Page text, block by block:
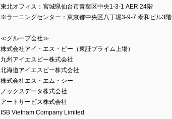
東北オフィス：宮城県仙台市青葉区中央1-3-1 AER 24階
※ラーニングセンター：東京都中央区八丁堀3-9-7 泰和ビル3階
≪グループ会社≫
株式会社アイ・エス・ビー（東証プライム上場）
九州アイエスビー株式会社
北海道アイエスビー株式会社
株式会社エス・エム・シー
ノックスデータ株式会社
アートサービス株式会社
ISB Vietnam Company Limited